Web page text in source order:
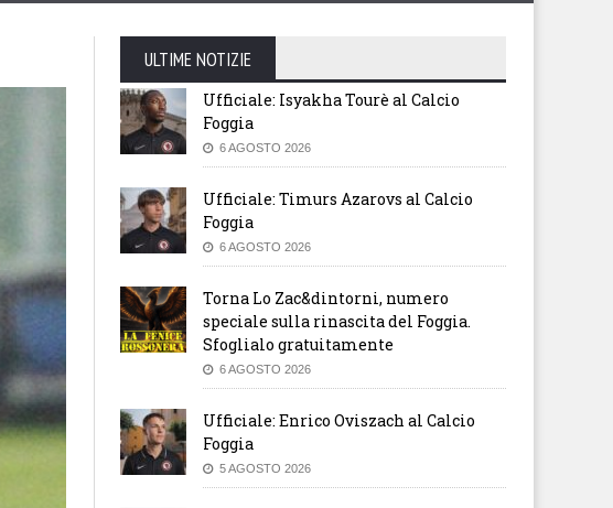
ULTIME NOTIZIE
Ufficiale: Isyakha Tourè al Calcio
Foggia
6 AGOSTO 2026
Ufficiale: Timurs Azarovs al Calcio
Foggia
6 AGOSTO 2026
Torna Lo Zac&dintorni, numero
speciale sulla rinascita del Foggia.
Sfoglialo gratuitamente
6 AGOSTO 2026
Ufficiale: Enrico Oviszach al Calcio
Foggia
5 AGOSTO 2026